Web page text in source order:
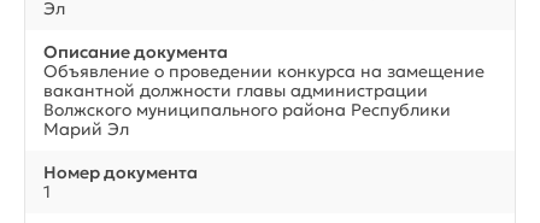
Эл
Описание документа
Объявление о проведении конкурса на замещение
вакантной должности главы администрации
Волжского муниципального района Республики
Марий Эл
Номер документа
1